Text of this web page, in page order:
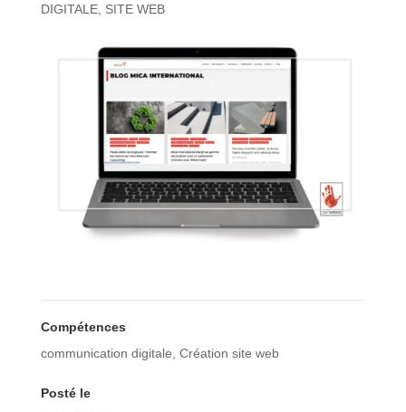
DIGITALE, SITE WEB
Compétences
communication digitale, Création site web
Posté le